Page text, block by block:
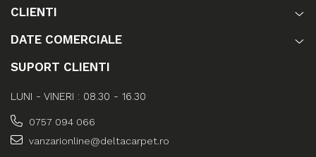
CLIENTI
DATE COMERCIALE
SUPORT CLIENTI
LUNI - VINERI : 08.30 - 16.30
0757 094 066
vanzarionline@deltacarpet.ro